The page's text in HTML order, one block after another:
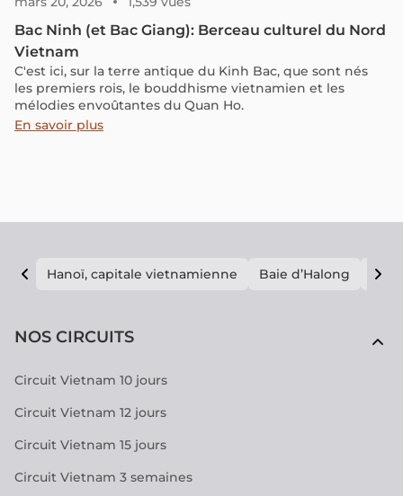
Bac Ninh (et Bac Giang): Berceau culturel du Nord
Vietnam
C'est ici, sur la terre antique du Kinh Bac, que sont nés
les premiers rois, le bouddhisme vietnamien et les
mélodies envoûtantes du Quan Ho.
En savoir plus
Hanoï, capitale vietnamienne Baie d’Halong E
NOS CIRCUITS
Circuit Vietnam 10 jours
Circuit Vietnam 12 jours
Circuit Vietnam 15 jours
Circuit Vietnam 3 semaines